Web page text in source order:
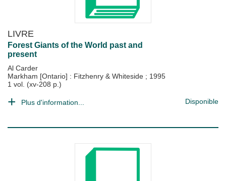
LIVRE
Forest Giants of the World past and
present
Al Carder
Markham [Ontario] : Fitzhenry & Whiteside ; 1995
1 vol. (xv-208 p.)
Plus d'information... Disponible